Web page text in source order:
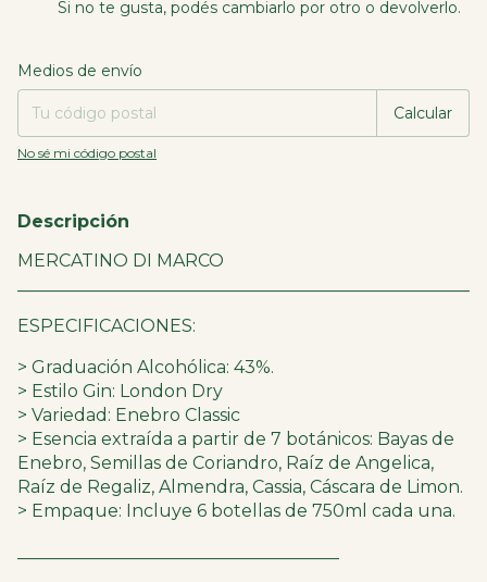
Si no te gusta, podés cambiarlo por otro o devolverlo.
Entregas para el CP:
Medios de envío
Calcular
No sé mi código postal
Descripción
MERCATINO DI MARCO
ESPECIFICACIONES:
> Graduación Alcohólica: 43%.
> Estilo Gin: London Dry
> Variedad: Enebro Classic
> Esencia extraída a partir de 7 botánicos: Bayas de
Enebro, Semillas de Coriandro, Raíz de Angelica,
Raíz de Regaliz, Almendra, Cassia, Cáscara de Limon.
> Empaque: Incluye 6 botellas de 750ml cada una.